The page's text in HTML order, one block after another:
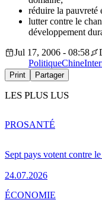
réduire la pauvreté
lutter contre le
développement
Jul 17, 2006 - 08:58
PolitiqueChine
Print Partager
LES PLUS LUS
Sept pays votent contre
24.07.2026
PROSANTÉ
ÉCONOMIE